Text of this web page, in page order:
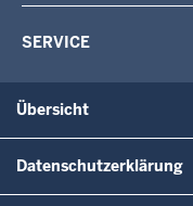
SERVICE
Übersicht
Datenschutzerklärung